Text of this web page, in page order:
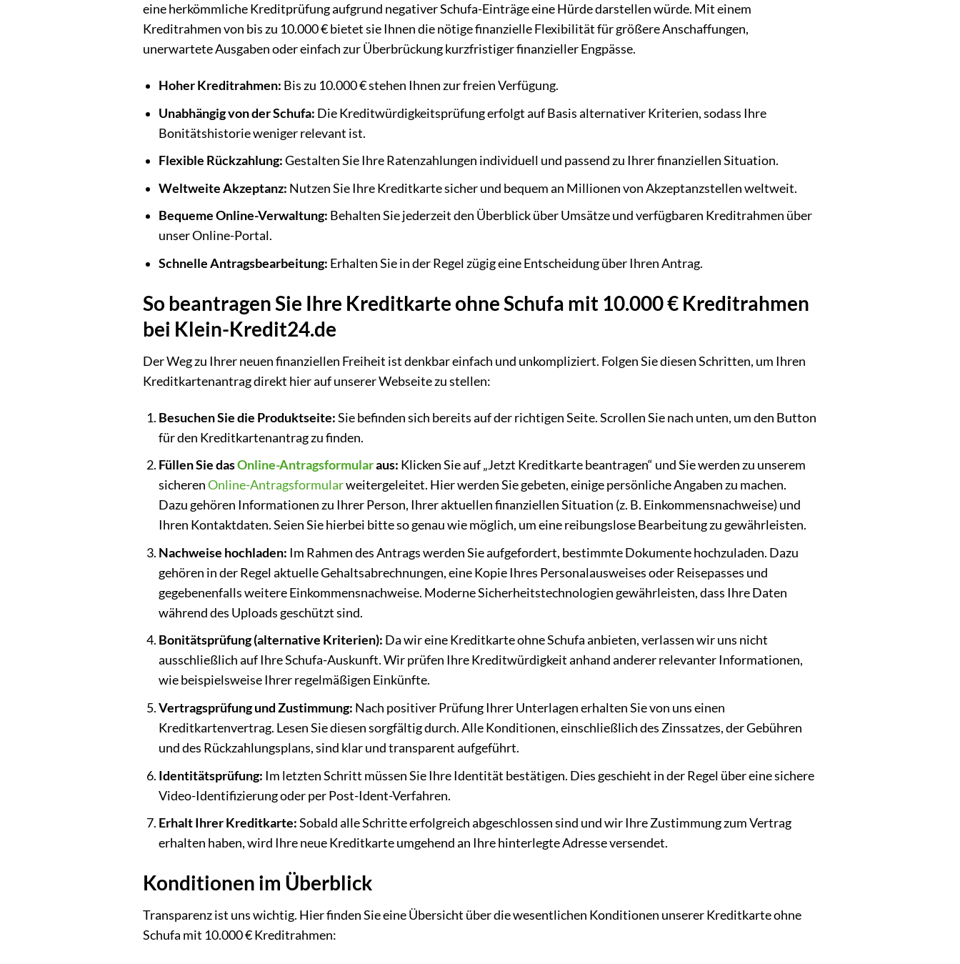
eine herkömmliche Kreditprüfung aufgrund negativer Schufa-Einträge eine Hürde darstellen würde. Mit einem
Kreditrahmen von bis zu 10.000 € bietet sie Ihnen die nötige finanzielle Flexibilität für größere Anschaffungen,
unerwartete Ausgaben oder einfach zur Überbrückung kurzfristiger finanzieller Engpässe.
Hoher Kreditrahmen: Bis zu 10.000 € stehen Ihnen zur freien Verfügung.
Unabhängig von der Schufa: Die Kreditwürdigkeitsprüfung erfolgt auf Basis alternativer Kriterien, sodass Ihre
Bonitätshistorie weniger relevant ist.
Flexible Rückzahlung:Gestalten Sie Ihre Ratenzahlungen individuell und passend zu Ihrer finanziellen Situation.
Weltweite Akzeptanz: Nutzen Sie Ihre Kreditkarte sicher und bequem an Millionen von Akzeptanzstellen weltweit.
Bequeme Online-Verwaltung: Behalten Sie jederzeit den Überblick über Umsätze und verfügbaren Kreditrahmen über
unser Online-Portal.
Schnelle Antragsbearbeitung: Erhalten Sie in der Regel zügig eine Entscheidung über Ihren Antrag.
So beantragen Sie Ihre Kreditkarte ohne Schufa mit 10.000 € Kreditrahmen
bei Klein-Kredit24.de
Der Weg zu Ihrer neuen finanziellen Freiheit ist denkbar einfach und unkompliziert. Folgen Sie diesen Schritten, um Ihren
Kreditkartenantrag direkt hier auf unserer Webseite zu stellen:
Besuchen Sie die Produktseite:Sie befinden sich bereits auf der richtigen Seite. Scrollen Sie nach unten, um den Button
für den Kreditkartenantrag zu finden.
Füllen Sie dasOnline-Antragsformularaus: Klicken Sie auf „Jetzt Kreditkarte beantragen“ und Sie werden zu unserem
sicherenOnline-Antragsformularweitergeleitet. Hier werden Sie gebeten, einige persönliche Angaben zu machen.
Dazu gehören Informationen zu Ihrer Person, Ihrer aktuellen finanziellen Situation (z. B. Einkommensnachweise) und
Ihren Kontaktdaten. Seien Sie hierbei bitte so genau wie möglich, um eine reibungslose Bearbeitung zu gewährleisten.
Nachweise hochladen: Im Rahmen des Antrags werden Sie aufgefordert, bestimmte Dokumente hochzuladen. Dazu
gehören in der Regel aktuelle Gehaltsabrechnungen, eine Kopie Ihres Personalausweises oder Reisepasses und
gegebenenfalls weitere Einkommensnachweise. Moderne Sicherheitstechnologien gewährleisten, dass Ihre Daten
während des Uploads geschützt sind.
Bonitätsprüfung (alternative Kriterien): Da wir eine Kreditkarte ohne Schufa anbieten, verlassen wir uns nicht
ausschließlich auf Ihre Schufa-Auskunft. Wir prüfen Ihre Kreditwürdigkeit anhand anderer relevanter Informationen,
wie beispielsweise Ihrer regelmäßigen Einkünfte.
Vertragsprüfung und Zustimmung: Nach positiver Prüfung Ihrer Unterlagen erhalten Sie von uns einen
Kreditkartenvertrag. Lesen Sie diesen sorgfältig durch. Alle Konditionen, einschließlich des Zinssatzes, der Gebühren
und des Rückzahlungsplans, sind klar und transparent aufgeführt.
Identitätsprüfung: Im letzten Schritt müssen Sie Ihre Identität bestätigen. Dies geschieht in der Regel über eine sichere
Video-Identifizierung oder per Post-Ident-Verfahren.
Erhalt Ihrer Kreditkarte:Sobald alle Schritte erfolgreich abgeschlossen sind und wir Ihre Zustimmung zum Vertrag
erhalten haben, wird Ihre neue Kreditkarte umgehend an Ihre hinterlegte Adresse versendet.
Konditionen im Überblick
Transparenz ist uns wichtig. Hier finden Sie eine Übersicht über die wesentlichen Konditionen unserer Kreditkarte ohne
Schufa mit 10.000 € Kreditrahmen: